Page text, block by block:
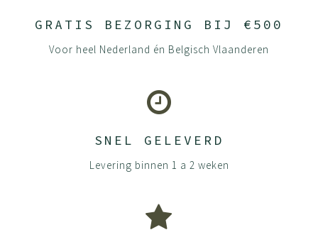
GRATIS BEZORGING BIJ €500
Voor heel Nederland én Belgisch Vlaanderen
SNEL GELEVERD
Levering binnen 1 a 2 weken